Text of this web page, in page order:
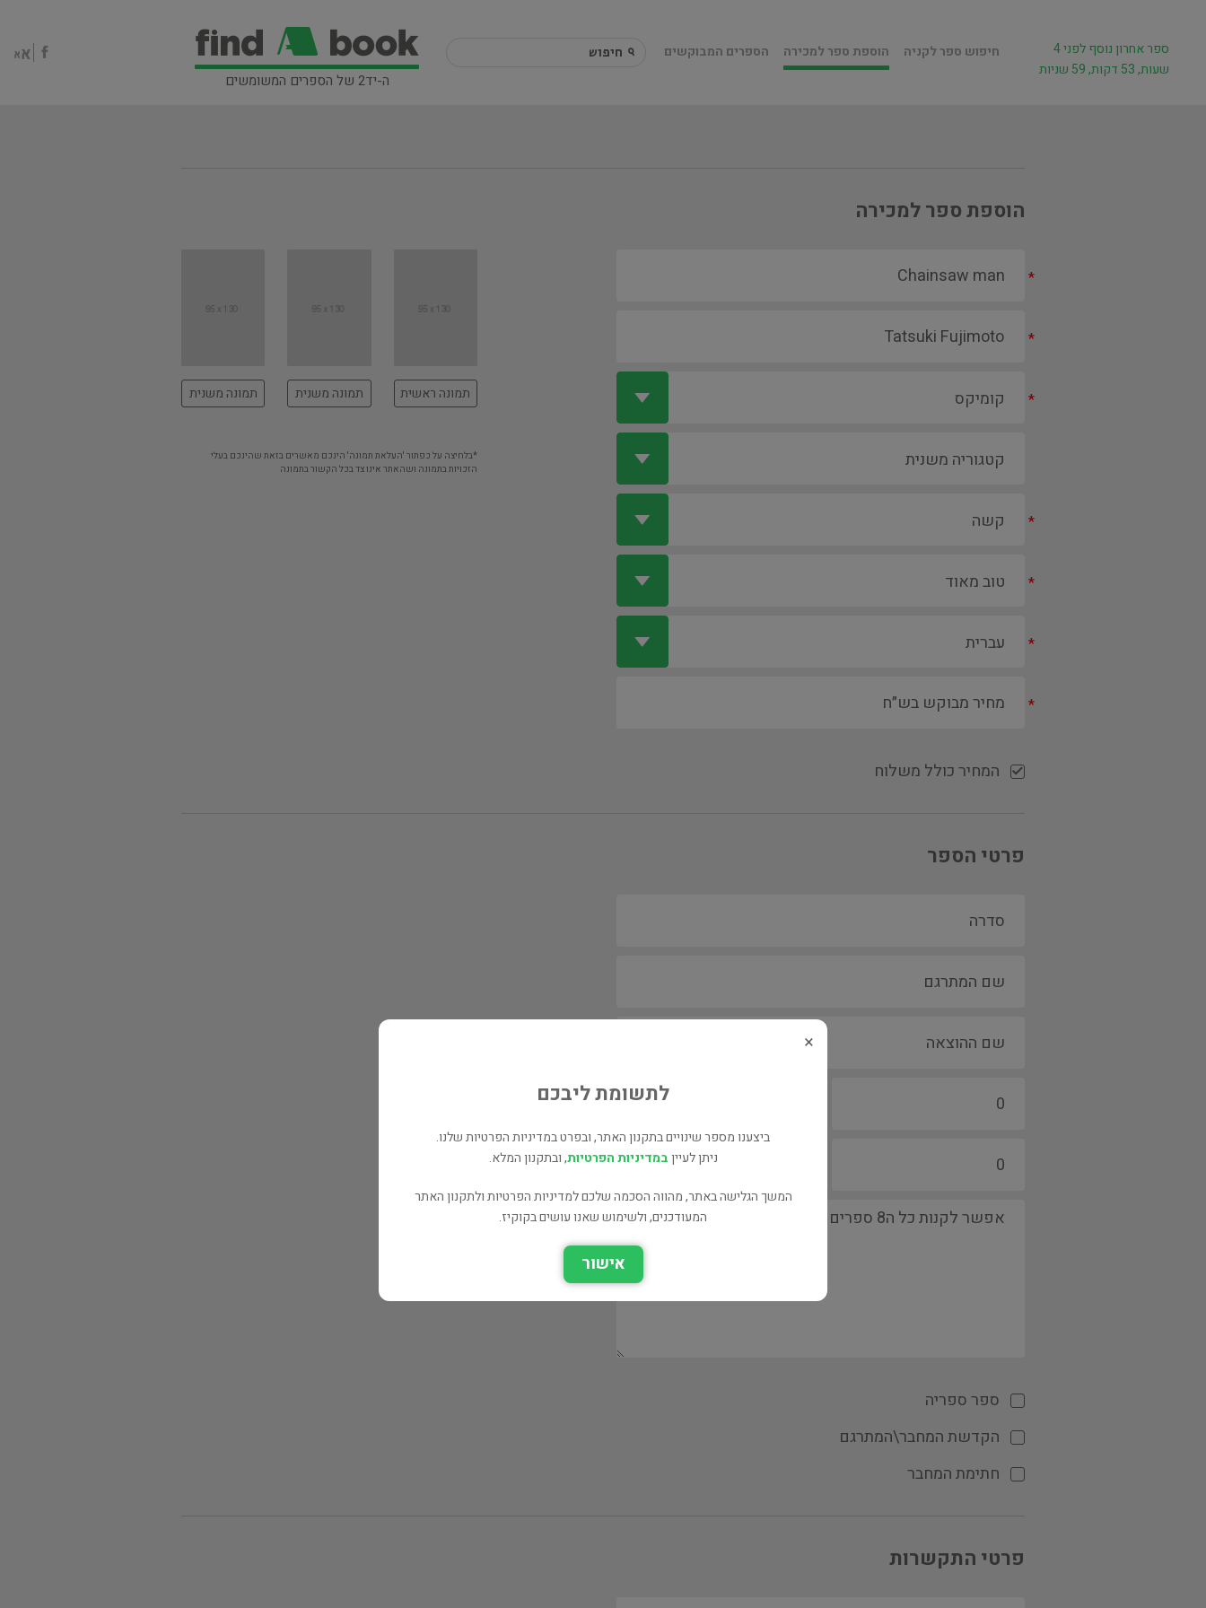
ה-יד2 של הספרים המשומשים
חיפוש ספר לקניה הוספת ספר למכירה הספרים המבוקשים
ספר אחרון נוסף לפני 4
שעות, 53 דקות, 59 שניות
הוספת ספר למכירה
*
*
*
*
*
*
*
המחיר כולל משלוח
תמונה ראשית תמונה משנית תמונה משנית
*בלחיצה על כפתור 'העלאת תמונה' הינכם מאשרים בזאת שהינכם בעלי
הזכויות בתמונה ושהאתר אינו צד בכל הקשור בתמונה
פרטי הספר
ספר ספריה
הקדשת המחבר\המתרגם
חתימת המחבר
פרטי התקשרות
×
לתשומת ליבכם
ביצענו מספר שינויים בתקנון האתר, ובפרט במדיניות הפרטיות שלנו.
ניתן לעייןבמדיניות הפרטיות, ובתקנון המלא.
המשך הגלישה באתר, מהווה הסכמה שלכם למדיניות הפרטיות ולתקנון האתר
המעודכנים, ולשימוש שאנו עושים בקוקיז.
אישור